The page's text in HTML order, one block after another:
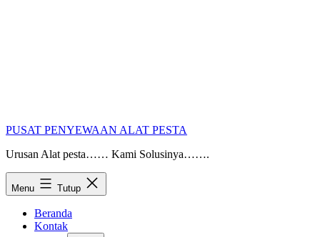
PUSAT PENYEWAAN ALAT PESTA
Urusan Alat pesta…… Kami Solusinya…….
Menu Tutup
Beranda
Kontak